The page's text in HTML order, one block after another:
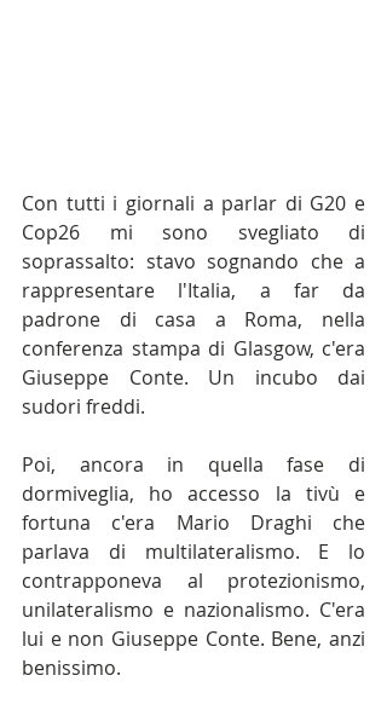
Con tutti i giornali a parlar di G20 e
Cop26 mi sono svegliato di
soprassalto: stavo sognando che a
rappresentare l'Italia, a far da
padrone di casa a Roma, nella
conferenza stampa di Glasgow, c'era
Giuseppe Conte. Un incubo dai
sudori freddi.
Poi, ancora in quella fase di
dormiveglia, ho accesso la tivù e
fortuna c'era Mario Draghi che
parlava di multilateralismo. E lo
contrapponeva al protezionismo,
unilateralismo e nazionalismo. C'era
lui e non Giuseppe Conte. Bene, anzi
benissimo.